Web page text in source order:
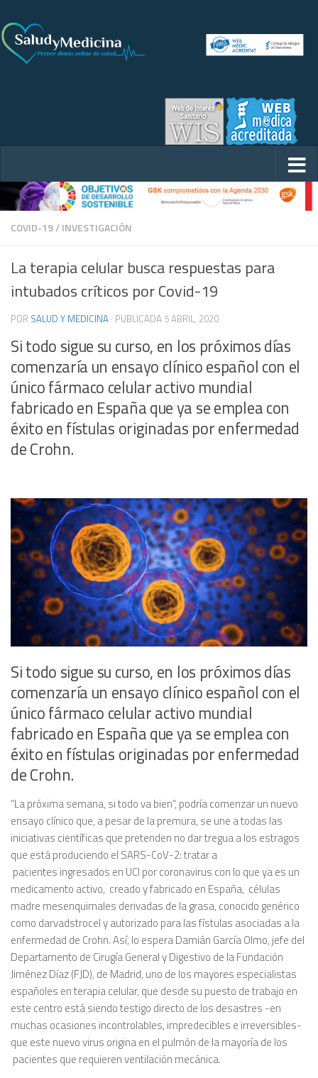
COVID-19/INVESTIGACIÓN
La terapia celular busca respuestas para
intubados críticos por Covid-19
POR SALUD Y MEDICINA · PUBLICADA 5 ABRIL, 2020
Si todo sigue su curso, en los próximos días
comenzaría un ensayo clínico español con el
único fármaco celular activo mundial
fabricado en España que ya se emplea con
éxito en fístulas originadas por enfermedad
de Crohn.
Si todo sigue su curso, en los próximos días
comenzaría un ensayo clínico español con el
único fármaco celular activo mundial
fabricado en España que ya se emplea con
éxito en fístulas originadas por enfermedad
de Crohn.
“La próxima semana, si todo va bien”, podría comenzar un nuevo
ensayo clínico que, a pesar de la premura, se une a todas las
iniciativas científicas que pretenden no dar tregua a los estragos
que está produciendo el SARS-CoV-2: tratar a
pacientes ingresados en UCI por coronavirus con lo que ya es un
medicamento activo, creado y fabricado en España, células
madre mesenquimales derivadas de la grasa, conocido genérico
como darvadstrocel y autorizado para las fístulas asociadas a la
enfermedad de Crohn. Así, lo espera Damián García Olmo, jefe del
Departamento de Cirugía General y Digestivo de la Fundación
Jiménez Díaz (FJD), de Madrid, uno de los mayores especialistas
españoles en terapia celular, que desde su puesto de trabajo en
este centro está siendo testigo directo de los desastres -en
muchas ocasiones incontrolables, impredecibles e irreversibles-
que este nuevo virus origina en el pulmón de la mayoría de los
pacientes que requieren ventilación mecánica.